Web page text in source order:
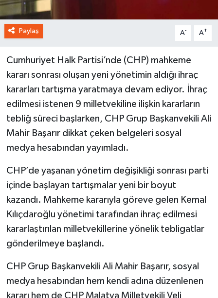
Paylaş A- A+
Cumhuriyet Halk Partisi’nde (CHP) mahkeme
kararı sonrası oluşan yeni yönetimin aldığı ihraç
kararları tartışma yaratmaya devam ediyor. İhraç
edilmesi istenen 9 milletvekiline ilişkin kararların
tebliğ süreci başlarken, CHP Grup Başkanvekili Ali
Mahir Başarır dikkat çeken belgeleri sosyal
medya hesabından yayımladı.
CHP’de yaşanan yönetim değişikliği sonrası parti
içinde başlayan tartışmalar yeni bir boyut
kazandı. Mahkeme kararıyla göreve gelen Kemal
Kılıçdaroğlu yönetimi tarafından ihraç edilmesi
kararlaştırılan milletvekillerine yönelik tebligatlar
gönderilmeye başlandı.
CHP Grup Başkanvekili Ali Mahir Başarır, sosyal
medya hesabından hem kendi adına düzenlenen
kararı hem de CHP Malatya Milletvekili Veli